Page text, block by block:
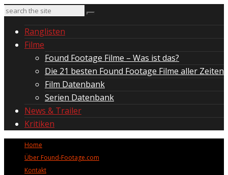
Ranglisten
Filme
Found Footage Filme – Was ist das?
Die 21 besten Found Footage Filme aller Zeiten
Film Datenbank
Serien Datenbank
News & Trailer
Kritiken
Home
Über Found-Footage.com
Kontakt